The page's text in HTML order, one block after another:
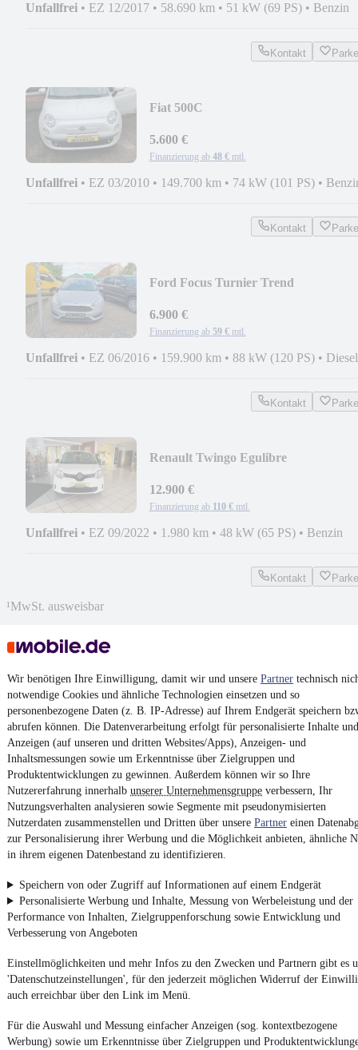
Wir benötigen Ihre Einwilligung, damit wir und unsere Partner technisch
notwendige Cookies und ähnliche Technologien einsetzen und so
personenbezogene Daten (z. B. IP-Adresse) auf Ihrem Endgerät speichern
abrufen können. Die Datenverarbeitung erfolgt für personalisierte Inhalte und
Anzeigen (auf unseren und dritten Websites/Apps), Anzeigen- und
Inhaltsmessungen sowie um Erkenntnisse über Zielgruppen und
Produktentwicklungen zu gewinnen. Außerdem können wir so Ihre
Nutzererfahrung innerhalb unserer Unternehmensgruppe verbessern, Ihr
Nutzungsverhalten analysieren sowie Segmente mit pseudonymisierten
Nutzerdaten zusammenstellen und Dritten über unsere Partner einen
zur Personalisierung ihrer Werbung und die Möglichkeit anbieten, ähnliche
in ihrem eigenen Datenbestand zu identifizieren.
Speichern von oder Zugriff auf Informationen auf einem Endgerät
Personalisierte Werbung und Inhalte, Messung von Werbeleistung und der
Performance von Inhalten, Zielgruppenforschung sowie Entwicklung und
Verbesserung von Angeboten
Einstellmöglichkeiten und mehr Infos zu den Zwecken und Partnern gibt es
'Datenschutzeinstellungen', für den jederzeit möglichen Widerruf der
auch erreichbar über den Link im Menü.
Für die Auswahl und Messung einfacher Anzeigen (sog. kontextbezogene
Werbung) sowie um Erkenntnisse über Zielgruppen und
Unfallfrei • EZ 12/2017 • 58.690 km • 51 kW (69 PS) • Benzin
Kontakt
Fiat 500C
5.600 €
Finanzierung ab 48 € mtl.
Unfallfrei • EZ 03/2010 • 149.700 km • 74 kW (101 PS) •
Kontakt
Ford Focus Turnier Trend
6.900 €
Finanzierung ab 59 € mtl.
Unfallfrei • EZ 06/2016 • 159.900 km • 88 kW (120 PS) • Diesel
Kontakt
Renault Twingo Egulibre
12.900 €
Finanzierung ab 110 € mtl.
Unfallfrei • EZ 09/2022 • 1.980 km • 48 kW (65 PS) • Benzin
Kontakt
¹MwSt. ausweisbar
4.6 Sterne
Nutze mobile.de schnell und einfach
App installieren
Impressum
Vertrag widerrufen
Datenschutz
Erklärung zur Barrierefreiheit
Report Security Vulnerability (English)
Powered by
AutosundMotorräder